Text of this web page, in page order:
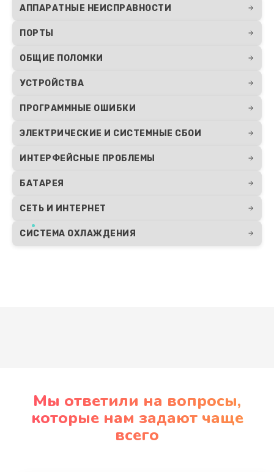
Замена тачпада
Заказать
Заказать
АППАРАТНЫЕ НЕИСПРАВНОСТИ
ПОРТЫ
ОБЩИЕ ПОЛОМКИ
УСТРОЙСТВА
ПРОГРАММНЫЕ ОШИБКИ
ЭЛЕКТРИЧЕСКИЕ И СИСТЕМНЫЕ СБОИ
ИНТЕРФЕЙСНЫЕ ПРОБЛЕМЫ
БАТАРЕЯ
СЕТЬ И ИНТЕРНЕТ
СИСТЕМА ОХЛАЖДЕНИЯ
Мы ответили на вопросы,
которые нам задают чаще
всего